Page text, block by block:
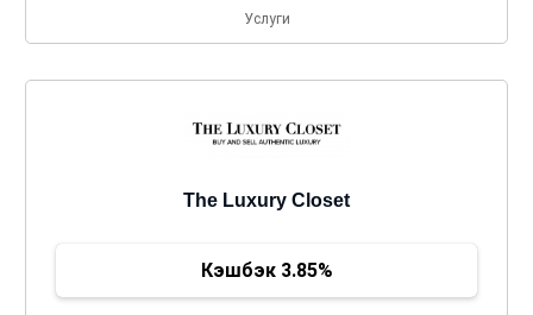
Услуги
The Luxury Closet
Кэшбэк 3.85%